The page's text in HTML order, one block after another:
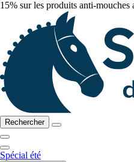
15% sur les produits anti-mouches
Rechercher
Spécial été